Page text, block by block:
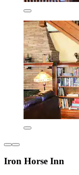
Iron Horse Inn